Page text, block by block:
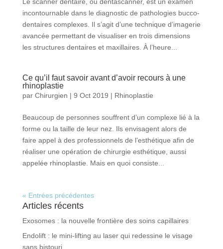
incontournable dans le diagnostic de pathologies bucco-
dentaires complexes. Il s’agit d’une technique d’imagerie
avancée permettant de visualiser en trois dimensions
les structures dentaires et maxillaires. À l’heure...
Ce qu’il faut savoir avant d’avoir recours à une
rhinoplastie
par Chirurgien | 9 Oct 2019 | Rhinoplastie
Beaucoup de personnes souffrent d’un complexe lié à la
forme ou la taille de leur nez. Ils envisagent alors de
faire appel à des professionnels de l’esthétique afin de
réaliser une opération de chirurgie esthétique, aussi
appelée rhinoplastie. Mais en quoi consiste...
« Entrées précédentes
Articles récents
Exosomes : la nouvelle frontière des soins capillaires
Endolift : le mini-lifting au laser qui redessine le visage
sans bistouri